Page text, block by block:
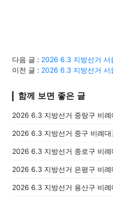
다음 글 : 2026 6.3 지방선거 서
이전 글 : 2026 6.3 지방선거 서
함께 보면 좋은 글
2026 6.3 지방선거 중랑구 비
2026 6.3 지방선거 중구 비례
2026 6.3 지방선거 종로구 비
2026 6.3 지방선거 은평구 비
2026 6.3 지방선거 용산구 비